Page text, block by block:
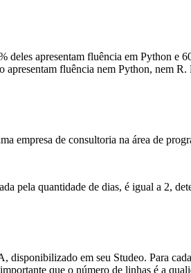
apresentam fluência em Python
fluência nem Python, nem R.
empresa de consultoria na área de
pela quantidade de dias, é igual a 2,
em seu Studeo. Para
que o número de linhas é a